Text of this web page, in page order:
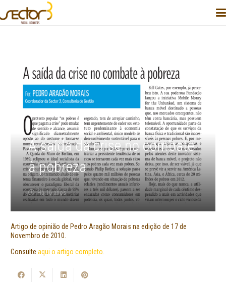
A saída da crise no combate
à pobreza
Há 16 anos
Artigo de opinião de Pedro Aragão Morais na edição de 17 de
Novembro de 2010.
Consulte aqui o artigo completo.